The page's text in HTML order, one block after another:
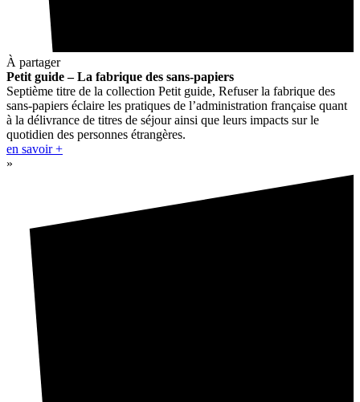
À partager
Petit guide – La fabrique des sans-papiers
Septième titre de la collection Petit guide, Refuser la fabrique des
sans-papiers éclaire les pratiques de l’administration française quant
à la délivrance de titres de séjour ainsi que leurs impacts sur le
quotidien des personnes étrangères.
en savoir +
»